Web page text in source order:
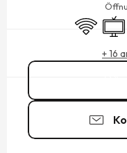
Wi-Fi
+ 16